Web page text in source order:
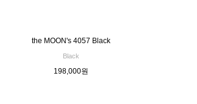
the MOON's 4057 Black
Black
198,000원